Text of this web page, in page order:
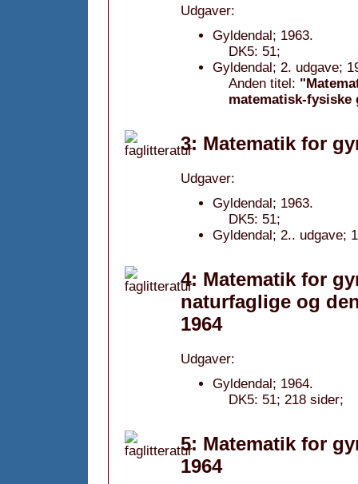
Udgaver:
Gyldendal; 1963.
DK5: 51;
Gyldendal; 2. udgave;
Anden titel:
matematisk-fysiske
3: Matematik for
Udgaver:
Gyldendal; 1963.
DK5: 51;
Gyldendal; 2.. udgave;
4: Matematik for
naturfaglige og
1964
Udgaver:
Gyldendal; 1964.
DK5: 51; 218 sider;
5: Matematik for
1964